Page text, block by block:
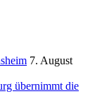
7. August
übernimmt die